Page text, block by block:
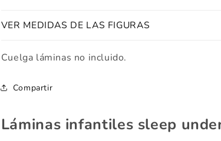
VER MEDIDAS DE LAS FIGURAS
Cuelga láminas no incluido.
Compartir
Láminas infantiles sleep